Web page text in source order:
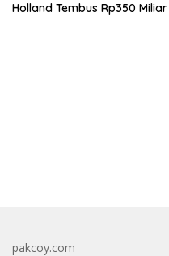
Holland Tembus Rp350 Miliar
pakcoy.com